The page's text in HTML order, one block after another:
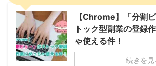
【Chrome】「分割
トック型副業の登録
ゃ使える件！
続きを見